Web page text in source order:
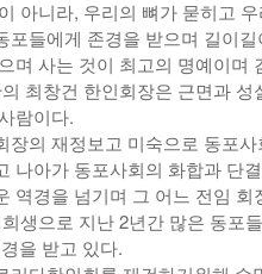
아니라, 우리의 뼈가 묻히고
포들에게 존경을 받으며 길이
며 사는 것이 최고의 명예이며
최창건 한인회장은 근면과
람이다.
장의 재정보고 미숙으로 동포
나아가 동포사회의 화합과 단
역경을 넘기며 그 어느 전임
생으로 지난 2년간 많은 동포
을 받고 있다.